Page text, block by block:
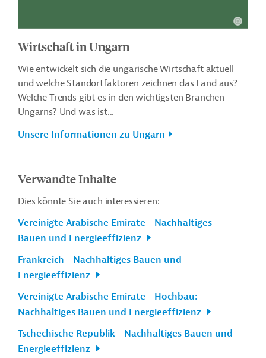
Wirtschaft in Ungarn
Wie entwickelt sich die ungarische Wirtschaft aktuell
und welche Standortfaktoren zeichnen das Land aus?
Welche Trends gibt es in den wichtigsten Branchen
Ungarns? Und was ist...
Unsere Informationen zu Ungarn
Verwandte Inhalte
Dies könnte Sie auch interessieren:
Vereinigte Arabische Emirate - Nachhaltiges
Bauen und Energieeffizienz
Frankreich - Nachhaltiges Bauen und
Energieeffizienz
Vereinigte Arabische Emirate - Hochbau:
Nachhaltiges Bauen und Energieeffizienz
Tschechische Republik - Nachhaltiges Bauen und
Energieeffizienz